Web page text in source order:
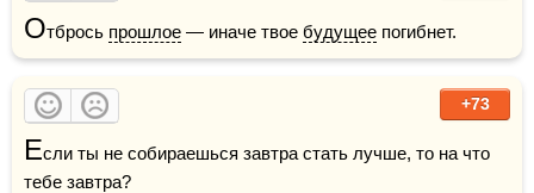
Отбрось прошлое — иначе твое будущее погибнет.
+73
Если ты не собираешься завтра стать лучше, то на что
тебе завтра?